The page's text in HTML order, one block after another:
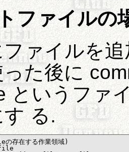
ファイルの
ァイルを
た後に
というファ
る.
存在する作業領域)